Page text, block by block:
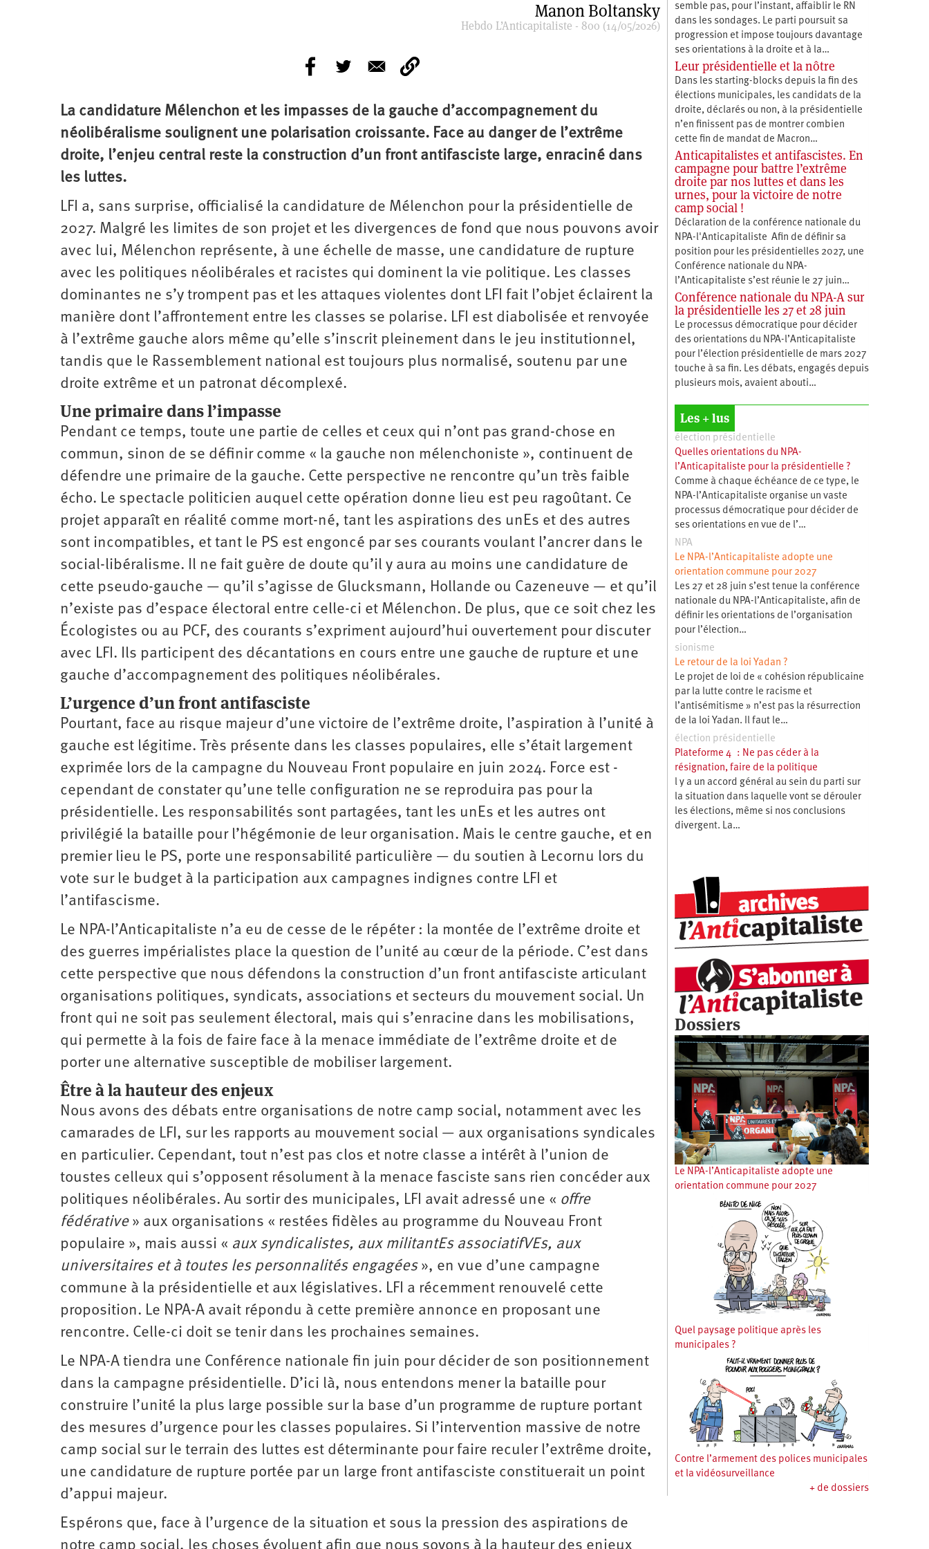
Manon Boltansky
Hebdo L’Anticapitaliste - 800 (14/05/2026)
La candidature Mélenchon et les impasses de la gauche d’accompagnement du
néolibéralisme soulignent une polarisation croissante. Face au danger de l’extrême
droite, l’enjeu central reste la construction d’un front antifasciste large, enraciné dans
les luttes.
LFI a, sans surprise, officialisé la candidature de Mélenchon pour la présidentielle de
2027. Malgré les limites de son projet et les divergences de fond que nous pouvons avoir
avec lui, Mélenchon représente, à une échelle de masse, une candidature de rupture
avec les politiques néolibérales et racistes qui dominent la vie politique. Les classes
dominantes ne s’y trompent pas et les attaques violentes dont LFI fait l’objet éclairent la
manière dont l’affrontement entre les classes se polarise. LFI est diabolisée et renvoyée
à l’extrême gauche alors même qu’elle s’inscrit pleinement dans le jeu institutionnel,
tandis que le Rassemblement national est toujours plus normalisé, soutenu par une
droite extrême et un patronat décomplexé.
Une primaire dans l’impasse
Pendant ce temps, toute une partie de celles et ceux qui n’ont pas grand-chose en
commun, sinon de se définir comme « la gauche non mélenchoniste », continuent de
défendre une primaire de la gauche. Cette perspective ne rencontre qu’un très faible
écho. Le spectacle politicien auquel cette opération donne lieu est peu ragoûtant. Ce
projet apparaît en réalité comme mort-né, tant les aspirations des unEs et des autres
sont incompatibles, et tant le PS est engoncé par ses courants voulant l’ancrer dans le
social-libéralisme. Il ne fait guère de doute qu’il y aura au moins une candidature de
cette pseudo-gauche — qu’il s’agisse de Glucksmann, Hollande ou Cazeneuve — et qu’il
n’existe pas d’espace électoral entre celle-ci et Mélenchon. De plus, que ce soit chez les
Écologistes ou au PCF, des courants s’expriment aujourd’hui ouvertement pour discuter
avec LFI. Ils participent des décantations en cours entre une gauche de rupture et une
gauche d’accompagnement des politiques néolibérales.
L’urgence d’un front antifasciste
Pourtant, face au risque majeur d’une victoire de l’extrême droite, l’aspiration à l’unité à
gauche est légitime. Très présente dans les classes populaires, elle s’était largement
exprimée lors de la campagne du Nouveau Front populaire en juin 2024. Force est ­
cependant de constater qu’une telle configuration ne se reproduira pas pour la
présidentielle. Les responsabilités sont partagées, tant les unEs et les autres ont
privilégié la bataille pour l’hégémonie de leur organisation. Mais le centre gauche, et en
premier lieu le PS, porte une responsabilité particulière — du soutien à Lecornu lors du
vote sur le budget à la participation aux campagnes indignes contre LFI et
l’antifascisme.
Le NPA-l’Anticapitaliste n’a eu de cesse de le répéter : la montée de l’extrême droite et
des guerres impérialistes place la question de l’unité au cœur de la période. C’est dans
cette perspective que nous défendons la construction d’un front antifasciste articulant
organisations politiques, syndicats, associations et secteurs du mouvement social. Un
front qui ne soit pas seulement électoral, mais qui s’enracine dans les ­mobilisations,
qui permette à la fois de faire face à la menace immédiate de l’extrême droite et de
porter une alternative susceptible de mobiliser largement.
Être à la hauteur des enjeux
Nous avons des débats entre organisations de notre camp social, notamment avec les
camarades de LFI, sur les rapports au mouvement social — aux organisations syndicales
en particulier. Cependant, tout n’est pas clos et notre classe a intérêt à l’union de
toustes celleux qui s’opposent résolument à la menace fasciste sans rien concéder aux
politiques néolibérales. Au sortir des municipales, LFI avait adressé une « offre
fédérative» aux organisations « restées fidèles au programme du Nouveau Front
populaire », mais aussi « aux syndicalistes, aux militantEs associatifVEs, aux
universitaires et à toutes les personnalités engagées», en vue d’une campagne
commune à la présidentielle et aux législatives. LFI a récemment renouvelé cette
proposition. Le NPA-A avait répondu à cette première annonce en proposant une
rencontre. Celle-ci doit se tenir dans les prochaines semaines.
Le NPA-A tiendra une Conférence nationale fin juin pour décider de son positionnement
dans la campagne présidentielle. D’ici là, nous entendons mener la bataille pour
construire l’unité la plus large possible sur la base d’un programme de rupture portant
des mesures d’urgence pour les classes populaires. Si l’intervention massive de notre
camp social sur le terrain des luttes est déterminante pour faire reculer l’extrême droite,
une candidature de rupture portée par un large front antifasciste constituerait un point
d’appui majeur.
Espérons que, face à l’urgence de la situation et sous la pression des aspirations de
notre camp social, les choses évoluent afin que nous soyons à la hauteur des enjeux
semble pas, pour l’instant, affaiblir le RN
dans les sondages. Le parti poursuit sa
progression et impose toujours davantage
ses orientations à la droite et à la…
Leur présidentielle et la nôtre
Dans les starting-blocks depuis la fin des
élections municipales, les candidats de la
droite, déclarés ou non, à la présidentielle
n’en finissent pas de montrer combien
cette fin de mandat de Macron…
Anticapitalistes et antifascistes. En
campagne pour battre l’extrême
droite par nos luttes et dans les
urnes, pour la victoire de notre
camp social !
Déclaration de la conférence nationale du
NPA-l'Anticapitaliste Afin de définir sa
position pour les présidentielles 2027, une
Conférence nationale du NPA-
l’Anticapitaliste s’est réunie le 27 juin…
Conférence nationale du NPA-A sur
la présidentielle les 27 et 28 juin
Le processus démocratique pour décider
des orientations du NPA-l’Anticapitaliste
pour l’élection présidentielle de mars 2027
touche à sa fin. Les débats, engagés depuis
plusieurs mois, avaient abouti…
Les + lus
élection présidentielle
Quelles orientations du NPA-
l’Anticapitaliste pour la présidentielle ?
Comme à chaque échéance de ce type, le
NPA-l’Anticapitaliste organise un vaste
processus démocratique pour décider de
ses orientations en vue de l’…
NPA
Le NPA-l’Anticapitaliste adopte une
orientation commune pour 2027
Les 27 et 28 juin s’est tenue la conférence
nationale du NPA-l’Anticapitaliste, afin de
définir les orientations de l’organisation
pour l’élection…
sionisme
Le retour de la loi Yadan ?
Le projet de loi de « cohésion républicaine
par la lutte contre le racisme et
l’antisémitisme » n’est pas la résurrection
de la loi Yadan. Il faut le…
élection présidentielle
Plateforme 4 : Ne pas céder à la
résignation, faire de la politique
l y a un accord général au sein du parti sur
la situation dans laquelle vont se dérouler
les élections, même si nos conclusions
divergent. La…
Dossiers
Le NPA-l’Anticapitaliste adopte une
orientation commune pour 2027
Quel paysage politique après les
municipales ?
Contre l’armement des polices municipales
et la vidéosurveillance
+ de dossiers